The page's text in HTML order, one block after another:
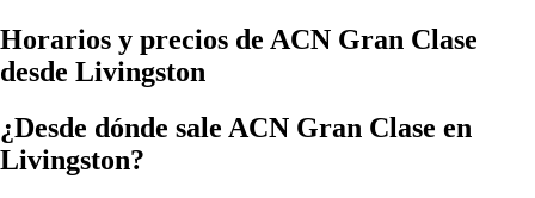
Horarios y precios de ACN Gran Clase
desde Livingston
¿Desde dónde sale ACN Gran Clase en
Livingston?